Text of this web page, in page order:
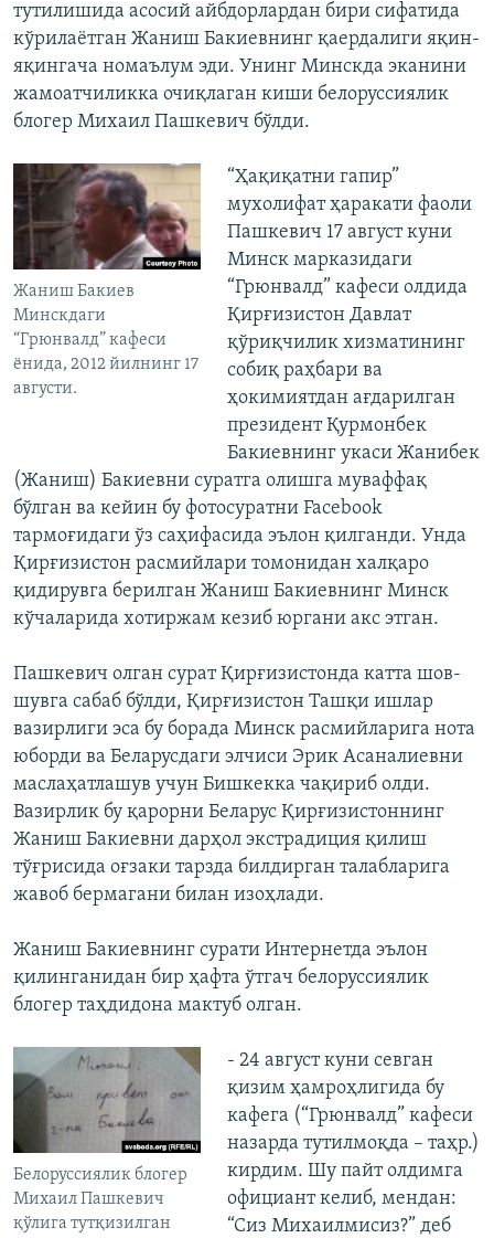
тутилишида асосий айбдорлардан бири сифатида
кўрилаётган Жаниш Бакиевнинг қаердалиги яқин-
яқингача номаълум эди. Унинг Минскда эканини
жамоатчиликка очиқлаган киши белоруссиялик
блогер Михаил Пашкевич бўлди.
Жаниш Бакиев
Минскдаги
“Грюнвалд” кафеси
ёнида, 2012 йилнинг 17
августи.
“Ҳақиқатни гапир”
мухолифат ҳаракати фаоли
Пашкевич 17 август куни
Минск марказидаги
“Грюнвалд” кафеси олдида
Қирғизистон Давлат
қўриқчилик хизматининг
собиқ раҳбари ва
ҳокимиятдан ағдарилган
президент Қурмонбек
Бакиевнинг укаси Жанибек
(Жаниш) Бакиевни суратга олишга муваффақ
бўлган ва кейин бу фотосуратни Facebook
тармоғидаги ўз саҳифасида эълон қилганди. Унда
Қирғизистон расмийлари томонидан халқаро
қидирувга берилган Жаниш Бакиевнинг Минск
кўчаларида хотиржам кезиб юргани акс этган.
Пашкевич олган сурат Қирғизистонда катта шов-
шувга сабаб бўлди, Қирғизистон Ташқи ишлар
вазирлиги эса бу борада Минск расмийларига нота
юборди ва Беларусдаги элчиси Эрик Асаналиевни
маслаҳатлашув учун Бишкекка чақириб олди.
Вазирлик бу қарорни Беларус Қирғизистоннинг
Жаниш Бакиевни дарҳол экстрадиция қилиш
тўғрисида оғзаки тарзда билдирган талабларига
жавоб бермагани билан изоҳлади.
Жаниш Бакиевнинг сурати Интернетда эълон
қилинганидан бир ҳафта ўтгач белоруссиялик
блогер таҳдидона мактуб олган.
Белоруссиялик блогер
Михаил Пашкевич
қўлига тутқизилган
- 24 август куни севган
қизим ҳамроҳлигида бу
кафега (“Грюнвалд” кафеси
назарда тутилмоқда – таҳр.)
кирдим. Шу пайт олдимга
официант келиб, мендан:
“Сиз Михаилмисиз?” деб